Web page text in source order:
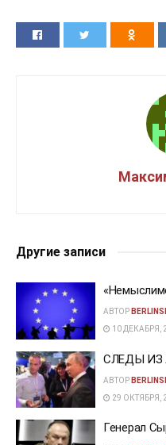
Другие записи
АВТОР
10 ДЕКАБРЯ,
СЛЕДЫ ИЗ
АВТОР
29 ОКТЯБРЯ,
Генерал